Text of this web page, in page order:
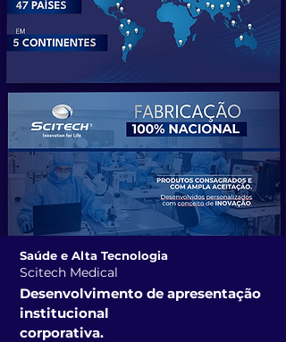
Saúde e Alta Tecnologia
Scitech Medical
Desenvolvimento de apresentação
institucional
corporativa.